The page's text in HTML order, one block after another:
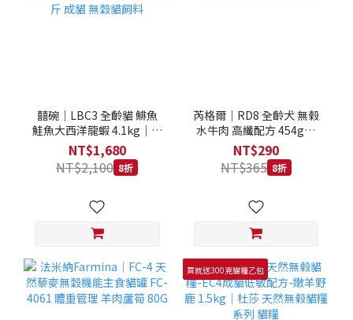
囍碗｜LBC3 全齡貓 鯡魚
鮭魚大西洋龍蝦 4.1kg｜加
拿大 Loveabowl 天然無穀
糧 4.1公斤 成貓 無穀貓飼
料
NT$1,680
NT$2,100 8折
芮格爾｜RD8 全齡犬 無榖
水牛肉 高纖配方 454g｜
REGAL 天然犬糧 狗飼料
NT$290
NT$365 8折
買就送300克貓糧乙包